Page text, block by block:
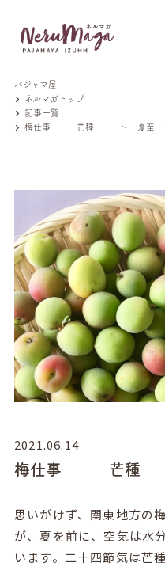
パジャマ屋
ネルマガトップ
記事一覧
梅仕事 芒種 ～ 夏至
2021.06.14
梅仕事 芒種
思いがけず、関東地方の
が、夏を前に、空気は水
います。二十四節気は芒